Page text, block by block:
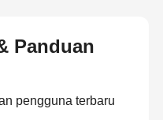
Panduan
pengguna terbaru